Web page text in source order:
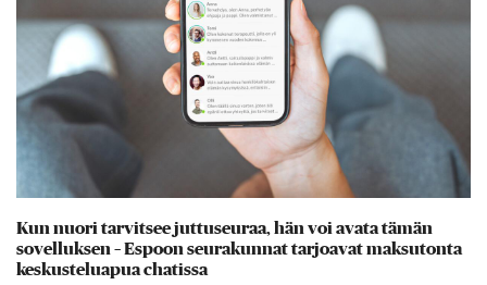
Kun nuori tarvitsee juttuseuraa, hän voi avata tämän
sovelluksen – Espoon seurakunnat tarjoavat maksutonta
keskusteluapua chatissa